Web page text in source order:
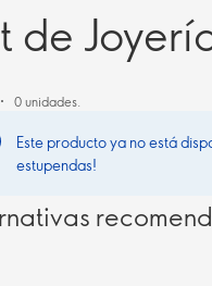
de
0 unidades.
Este producto ya no está
estupendas!